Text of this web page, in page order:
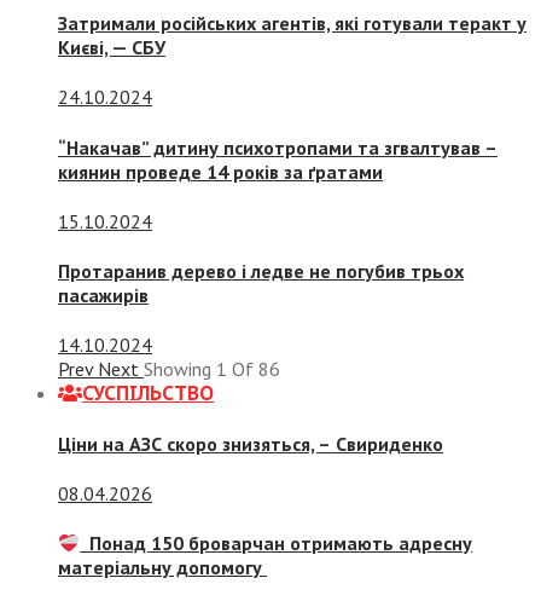
Затримали російських агентів, які готували теракт у
Києві, — СБУ
24.10.2024
“Накачав” дитину психотропами та згвалтував –
киянин проведе 14 років за ґратами
15.10.2024
Протаранив дерево і ледве не погубив трьох
пасажирів
14.10.2024
Prev Next Showing 1 Of 86
СУСПIЛЬСТВО
Ціни на АЗС скоро знизяться, – Свириденко
08.04.2026
Понад 150 броварчан отримають адресну
матеріальну допомогу